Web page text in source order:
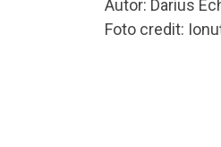
Autor: Darius
Foto credit: